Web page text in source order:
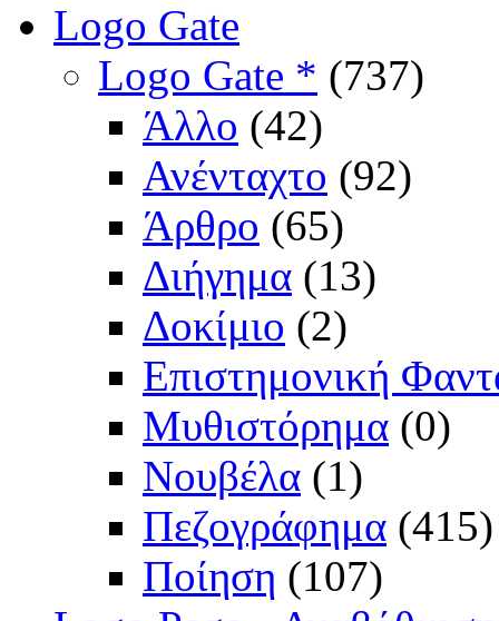
Logo Gate
Logo Gate * (737)
Άλλο (42)
Ανένταχτο (92)
Άρθρο (65)
Διήγημα (13)
Δοκίμιο (2)
Επιστημονική
Μυθιστόρημα (0)
Νουβέλα (1)
Πεζογράφημα (415)
Ποίηση (107)